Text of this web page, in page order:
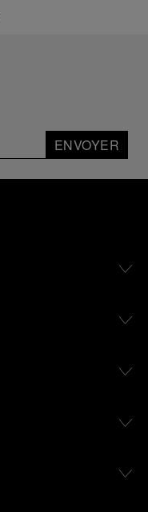
ENVOYER